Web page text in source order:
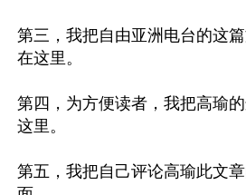
第三，我把自由亚洲电台的这
在这里。
第四，为方便读者，我把高瑜
这里。
第五，我把自己评论高瑜此文